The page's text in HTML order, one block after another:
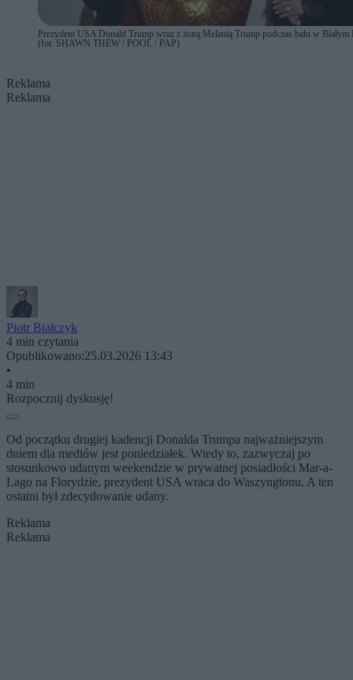
Prezydent USA Donald Trump wraz z żoną Melanią Trump podczas balu w Białym
(fot. SHAWN THEW / POOL / PAP)
Reklama
Reklama
Piotr Białczyk
4 min czytania
Opublikowano:25.03.2026 13:43
•
4 min
Rozpocznij dyskusję!
Od początku drugiej kadencji Donalda Trumpa najważniejszym
dniem dla mediów jest poniedziałek. Wtedy to, zazwyczaj po
stosunkowo udanym weekendzie w prywatnej posiadłości Mar-a-
Lago na Florydzie, prezydent USA wraca do Waszyngtonu. A ten
ostatni był zdecydowanie udany.
Reklama
Reklama